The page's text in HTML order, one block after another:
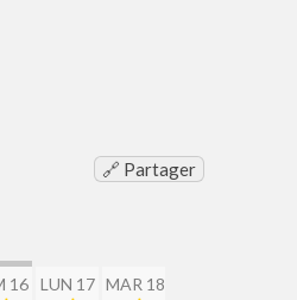
🔗 Partager
16 LUN 17 MAR 18